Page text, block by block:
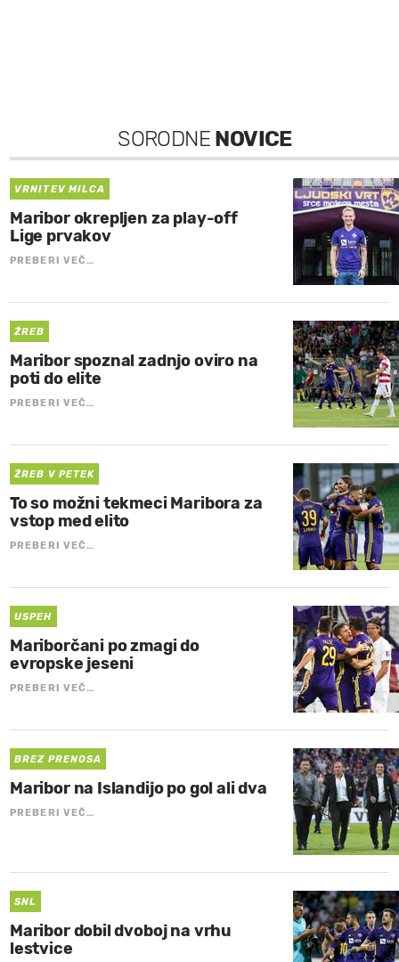
SORODNE NOVICE
VRNITEV MILCA
Maribor okrepljen za play-off
Lige prvakov
PREBERI VEČ…
ŽREB
Maribor spoznal zadnjo oviro na
poti do elite
PREBERI VEČ…
ŽREB V PETEK
To so možni tekmeci Maribora za
vstop med elito
PREBERI VEČ…
USPEH
Mariborčani po zmagi do
evropske jeseni
PREBERI VEČ…
BREZ PRENOSA
Maribor na Islandijo po gol ali dva
PREBERI VEČ…
SNL
Maribor dobil dvoboj na vrhu
lestvice